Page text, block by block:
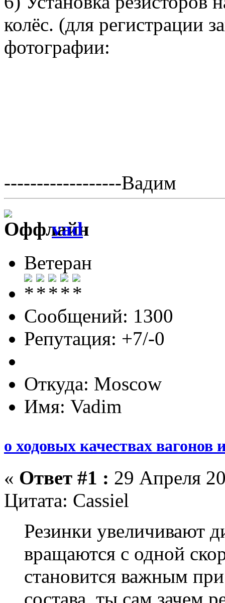
колёс. (для регистрации
фотографии:
------------------Вадим
vad
Ветеран
Сообщений: 1300
Репутация: +7/-0
Откуда: Moscow
Имя: Vadim
о ходовых качествах вагонов
« Ответ #1 : 29 Апреля
Цитата: Cassiel
Резинки увеличивают
вращаются с одной
становится важным